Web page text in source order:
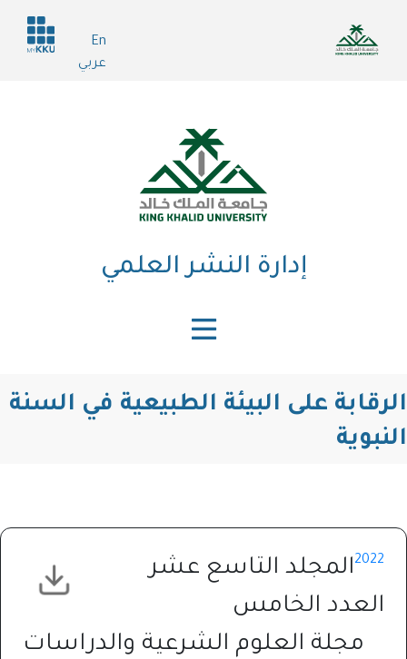
المحتوى
En
عربي
Header
services
إدارة النشر العلمي
الرقابة على البيئة الطبيعية في السنة
النبوية
2022المجلد التاسع عشر
العدد الخامس
مجلة العلوم الشرعية والدراسات